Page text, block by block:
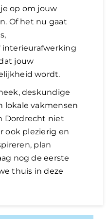
op om jouw
Of het nu gaat
jouw
wordt.
deskundige
lokale vakmensen
Dordrecht niet
ook plezierig en
plan
nog de eerste
thuis in deze